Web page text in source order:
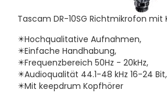
Tascam DR-10SG Richtmikrofon mit
✴️Hochqualitative Aufnahmen,
✴️Einfache Handhabung,
✴️Frequenzbereich 50Hz - 20kHz,
✴️Audioqualität 44.1-48 kHz 16-24 Bit,
✴️Mit keepdrum Kopfhörer